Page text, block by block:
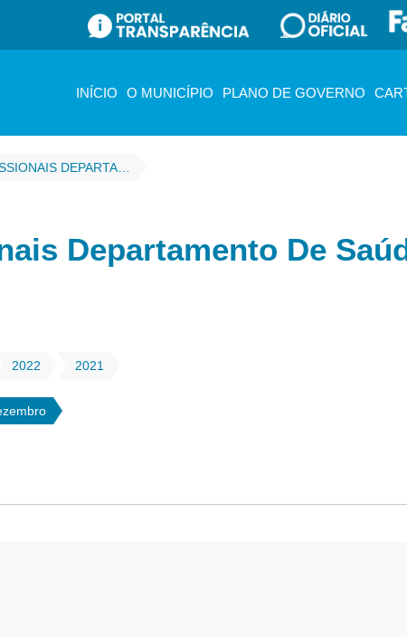
INÍCIO O MUNICÍPIO PLANO DE GOVERNO
Departamento De
2022 2021